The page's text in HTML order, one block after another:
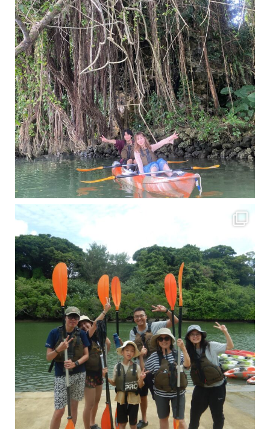
梅雨真っ只中の沖縄ですが 今日もカンカンに晴れてくれました！！
今日は満潮だっ